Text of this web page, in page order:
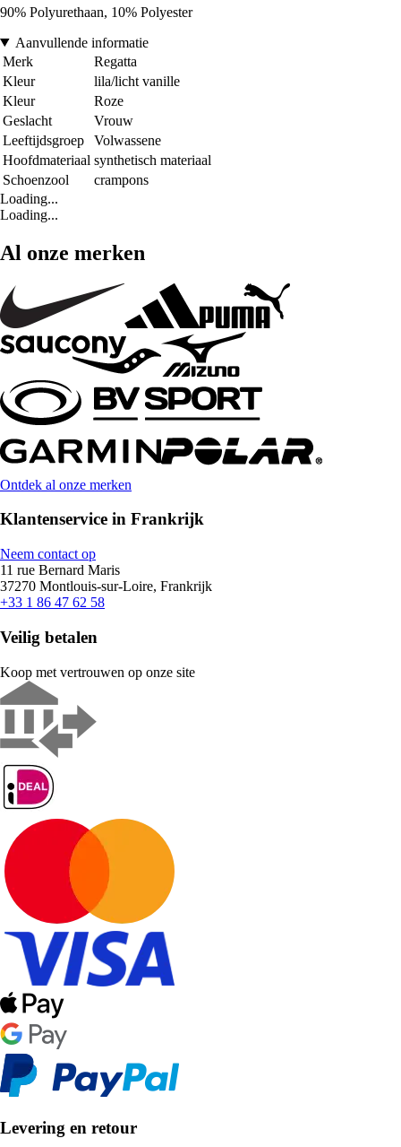
90% Polyurethaan, 10% Polyester
Aanvullende informatie
Merk
Regatta
Kleur
lila/licht vanille
Kleur
Roze
Geslacht
Vrouw
Leeftijdsgroep
Volwassene
Hoofdmateriaal synthetisch materiaal
Schoenzool
crampons
Loading...
Loading...
Al onze merken
Ontdek al onze merken
Klantenservice in Frankrijk
Neem contact op
11 rue Bernard Maris
37270 Montlouis-sur-Loire, Frankrijk
+33 1 86 47 62 58
Veilig betalen
Koop met vertrouwen op onze site
Levering en retour